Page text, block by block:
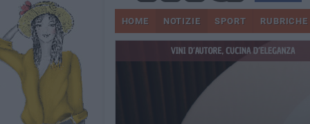
HOME NOTIZIE SPORT RUBRICHE